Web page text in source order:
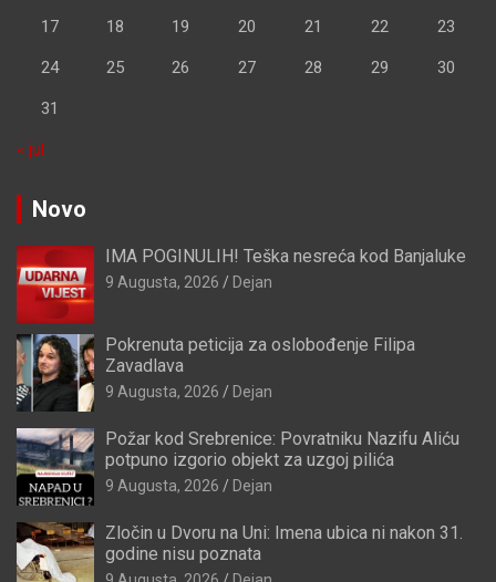
17 18 19 20 21 22 23
24 25 26 27 28 29 30
31
« jul
Novo
IMA POGINULIH! Teška nesreća kod Banjaluke
9 Augusta, 2026 Dejan
Pokrenuta peticija za oslobođenje Filipa
Zavadlava
9 Augusta, 2026 Dejan
Požar kod Srebrenice: Povratniku Nazifu Aliću
potpuno izgorio objekt za uzgoj pilića
9 Augusta, 2026 Dejan
Zločin u Dvoru na Uni: Imena ubica ni nakon 31.
godine nisu poznata